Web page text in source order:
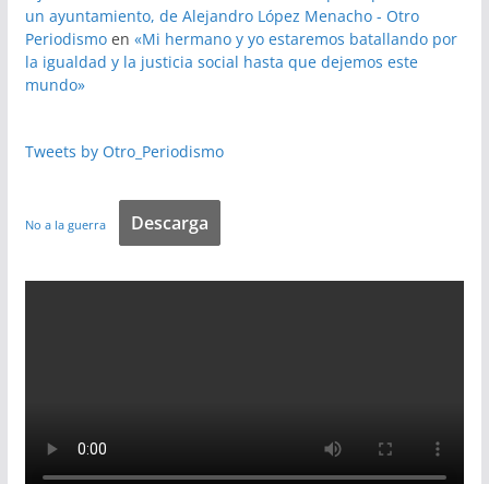
un ayuntamiento, de Alejandro López Menacho - Otro
Periodismoen «Mi hermano y yo estaremos batallando por
la igualdad y la justicia social hasta que dejemos este
mundo»
Tweets by Otro_Periodismo
No a la guerra Descarga